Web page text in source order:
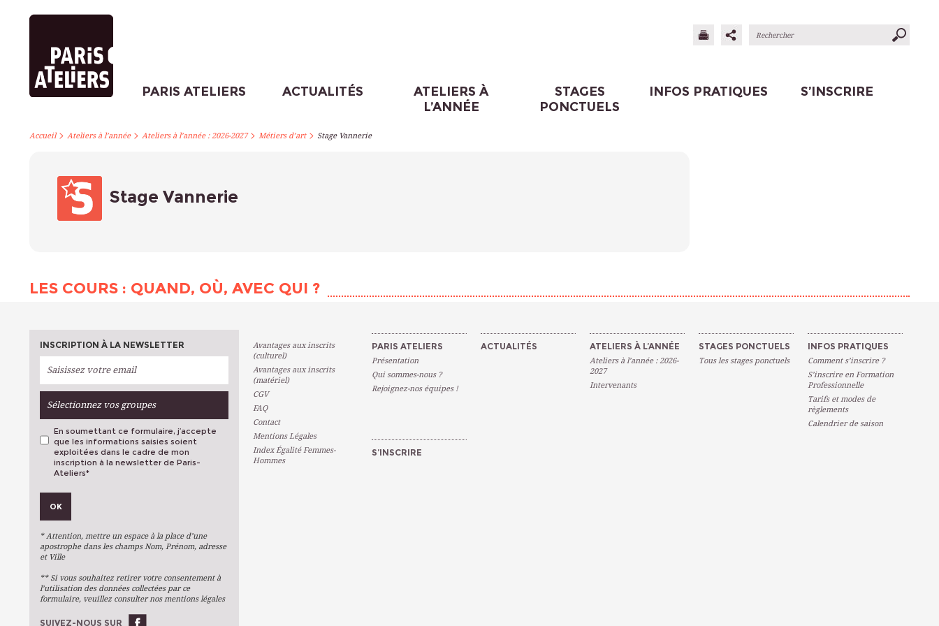
PARIS ATELIERS ACTUALITÉS
ATELIERS À
L’ANNÉE
STAGES
PONCTUELS
INFOS PRATIQUES S’INSCRIRE
Accueil> Ateliers à l’année> Ateliers à l’année : 2026-2027> Métiers d’art> Stage Vannerie
Stage Vannerie
LES COURS : QUAND, OÙ, AVEC QUI ?
INSCRIPTION À LA NEWSLETTER
Sélectionnez vos groupes
Métiers D'art
Arts Du Texte
Stages Ponctuels
Ateliers À L'année
En soumettant ce formulaire, j’accepte
que les informations saisies soient
exploitées dans le cadre de mon
inscription à la newsletter de Paris-
Ateliers*
OK
* Attention, mettre un espace à la place d’une
apostrophe dans les champs Nom, Prénom, adresse
et Ville
** Si vous souhaitez retirer votre consentement à
l’utilisation des données collectées par ce
formulaire, veuillez consulter nos mentions légales
SUIVEZ-NOUS SUR
Avantages aux inscrits
(culturel)
Avantages aux inscrits
(matériel)
CGV
FAQ
Contact
Mentions Légales
Index Égalité Femmes-
Hommes
PARIS ATELIERS
Présentation
Qui sommes-nous ?
Rejoignez-nos équipes !
ACTUALITÉS ATELIERS À L’ANNÉE
Ateliers à l’année : 2026-
2027
Intervenants
STAGES PONCTUELS
Tous les stages ponctuels
INFOS PRATIQUES
Comment s’inscrire ?
S’inscrire en Formation
Professionnelle
Tarifs et modes de
règlements
Calendrier de saison
S’INSCRIRE